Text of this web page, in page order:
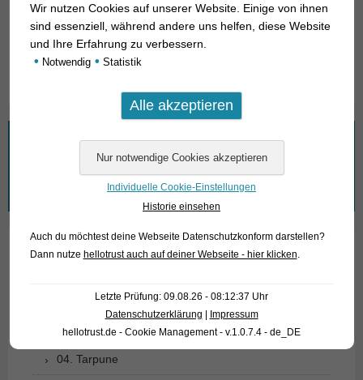
Herkunft Nachzucht / bred
Verfügbare Größe in cm
Wonach suchen Sie?
02. Lebende Fossilien
03. Knochenzüngler
04. Tarpune
Wir nutzen Cookies auf unserer Website. Einige von ihnen
sind essenziell, während andere uns helfen, diese Website
und Ihre Erfahrung zu verbessern.
• Notwendig • Statistik
Individuelle Cookie-Einstellungen
Historie einsehen
Auch du möchtest deine Webseite Datenschutzkonform darstellen?
Dann nutze hellotrust auch auf deiner Webseite - hier klicken
Letzte Prüfung: 09.08.26 - 08:12:37 Uhr
Datenschutzerklärung | Impressum
hellotrust.de - Cookie Management - v.1.0.7.4 - de_DE